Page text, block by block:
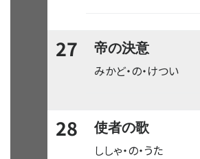
27 帝の決意
みかど・の・けつい
28 使者の歌
ししゃ・の・うた